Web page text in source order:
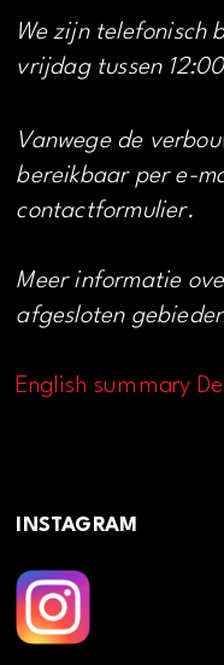
We zijn telefonisch
vrijdag tussen
Vanwege de
bereikbaar per e-
contactformulier.
Meer informatie
afgesloten
English summary
INSTAGRAM